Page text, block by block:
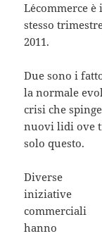
L´ecommerce
stesso
2011.
Due sono i
la normale
crisi che
nuovi lidi ove
solo questo.
Diverse
iniziative
commerciali
hanno